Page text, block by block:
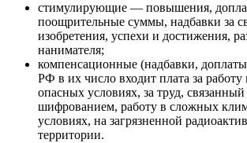
стимулирующие — повышения,
поощрительные суммы, надбавки за
изобретения, успехи и достижения,
нанимателя;
компенсационные (надбавки,
РФ в их число входит плата за
опасных условиях, за труд,
шифрованием, работу в сложных
условиях, на загрязненной
территории.